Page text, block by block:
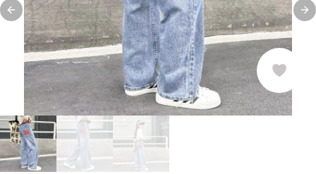
Previous slide